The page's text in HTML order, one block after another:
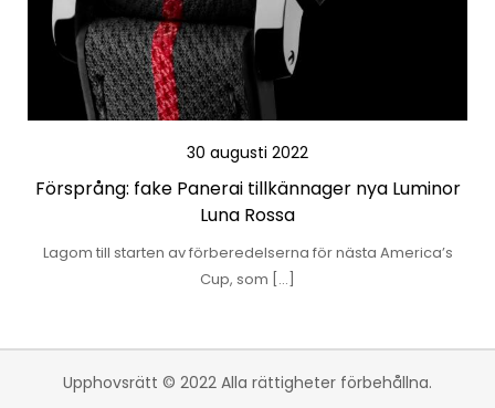
30 augusti 2022
Försprång: fake Panerai tillkännager nya Luminor
Luna Rossa
Lagom till starten av förberedelserna för nästa America’s
Cup, som […]
Upphovsrätt © 2022 Alla rättigheter förbehållna.